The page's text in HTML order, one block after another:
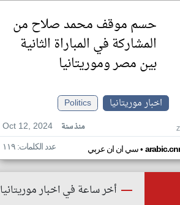
حسم موقف محمد صلاح من
المشاركة في المباراة الثانية
بين مصر وموريتانيا
اخبار موريتانيا
Politics
Oct 12, 2024
منذ سنة
سي ان ان عربي• عدد الكلمات: ١١٩
أخر ساعة في اخبار موريتانيا